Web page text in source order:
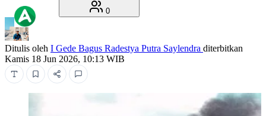
0
Ditulis oleh I Gede Bagus Radestya Putra Saylendra diterbitkan
Kamis 18 Jun 2026, 10:13 WIB